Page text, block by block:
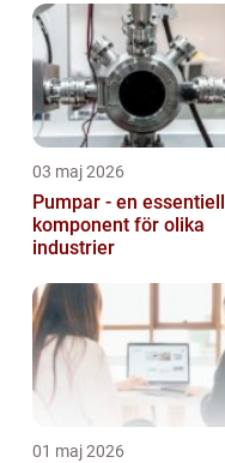
03 maj 2026
Pumpar - en essentiell
komponent för olika
industrier
01 maj 2026